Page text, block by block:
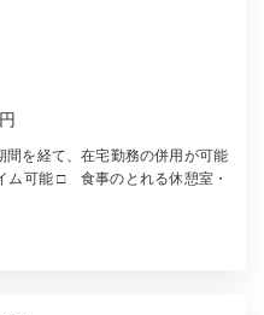
を経て、在宅勤務の併用が可能
ム可能 □ 食事のとれる休憩室・